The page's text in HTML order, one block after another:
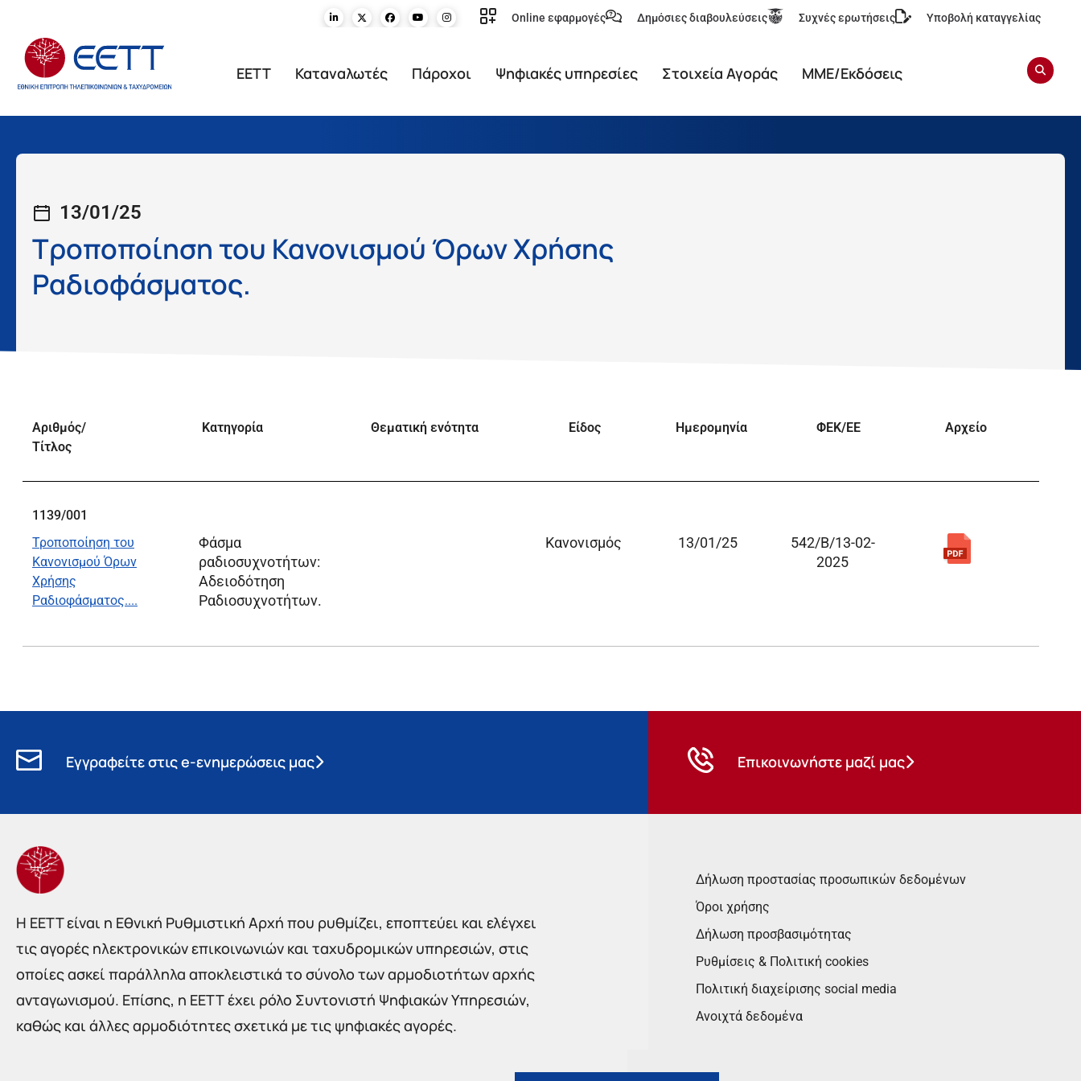
Online εφαρμογές Δημόσιες διαβουλεύσεις Συχνές ερωτήσεις Υποβολή καταγγελίας
ΕΕΤΤ Καταναλωτές Πάροχοι Ψηφιακές υπηρεσίες Στοιχεία Αγοράς ΜΜΕ/Εκδόσεις
13/01/25
Τροποποίηση του Κανονισμού Όρων Χρήσης
Ραδιοφάσματος.
Αριθμός/
Τίτλος
Κατηγορία Θεματική ενότητα Είδος Ημερομηνία ΦΕΚ/EE Αρχείο
1139/001
Τροποποίηση του
Κανονισμού Όρων
Χρήσης
Ραδιοφάσματος....
Φάσμα
ραδιοσυχνοτήτων:
Αδειοδότηση
Ραδιοσυχνοτήτων.
Κανονισμός 13/01/25
542/B/13-02-
2025
Εγγραφείτε στις e-ενημερώσεις μας Επικοινωνήστε μαζί μας
Η EETT είναι η Εθνική Ρυθμιστική Αρχή που ρυθμίζει, εποπτεύει και ελέγχει
τις αγορές ηλεκτρονικών επικοινωνιών και ταχυδρομικών υπηρεσιών, στις
οποίες ασκεί παράλληλα αποκλειστικά το σύνολο των αρμοδιοτήτων αρχής
ανταγωνισμού. Επίσης, η ΕΕΤΤ έχει ρόλο Συντονιστή Ψηφιακών Υπηρεσιών,
καθώς και άλλες αρμοδιότητες σχετικά με τις ψηφιακές αγορές.
Δήλωση προστασίας προσωπικών δεδομένων
Όροι χρήσης
Δήλωση προσβασιμότητας
Ρυθμίσεις & Πολιτική cookies
Πολιτική διαχείρισης social media
Ανοιχτά δεδομένα